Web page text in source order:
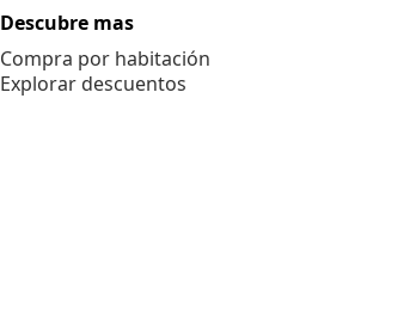
Descubre mas
Compra por habitación
Explorar descuentos